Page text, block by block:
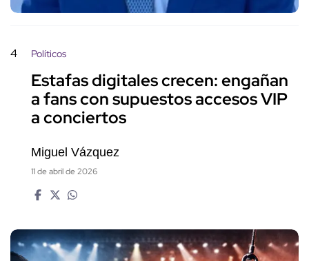
4 Políticos
Estafas digitales crecen: engañan
a fans con supuestos accesos VIP
a conciertos
Miguel Vázquez
11 de abril de 2026